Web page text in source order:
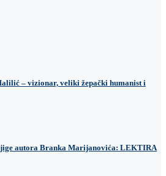
– vizionar, veliki žepački humanist i
autora Branka Marijanovića: LEKTIRA